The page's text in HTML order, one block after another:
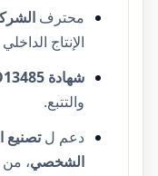
محترف
الإنتاج
شهادة ISO13485 وISO9001
والتتبع.
دعم لتصنيع
الشخصي، من